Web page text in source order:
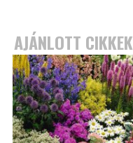
AJÁNLOTT CIKKEK